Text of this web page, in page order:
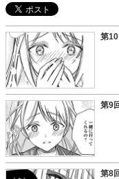
第
この話を読む
第9
第8